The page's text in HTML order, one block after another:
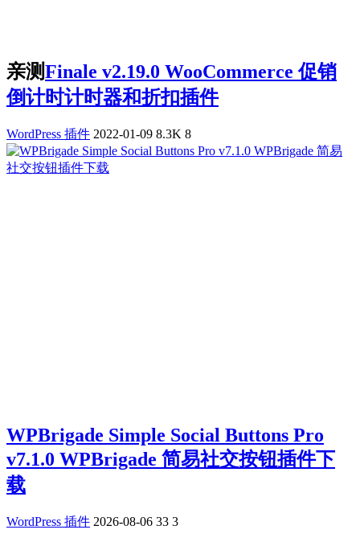
亲测Finale v2.19.0 WooCommerce 促销
倒计时计时器和折扣插件
WordPress 插件 2022-01-09 8.3K 8
WPBrigade Simple Social Buttons Pro
v7.1.0 WPBrigade 简易社交按钮插件下
载
WordPress 插件 2026-08-06 33 3